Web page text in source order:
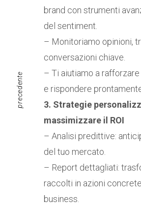
brand con strumenti
del sentiment.
– Monitoriamo opinioni,
conversazioni chiave.
– Ti aiutiamo a
e rispondere
3. Strategie
massimizzare il ROI
– Analisi predittive:
del tuo mercato.
– Report dettagliati:
raccolti in azioni
business.
precedente